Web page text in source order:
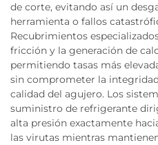
de corte, evitando así un
herramienta o fallos
Recubrimientos
fricción y la generación de
permitiendo tasas más
sin comprometer la
calidad del agujero. Los
suministro de refrigerante
alta presión exactamente
las virutas mientras